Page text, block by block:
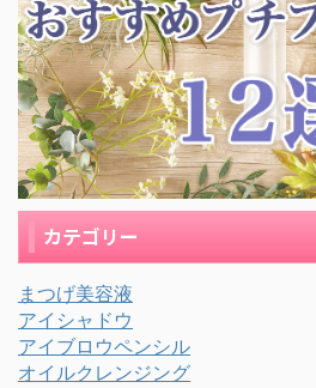
カテゴリー
まつげ美容液
アイシャドウ
アイブロウペンシル
オイルクレンジング